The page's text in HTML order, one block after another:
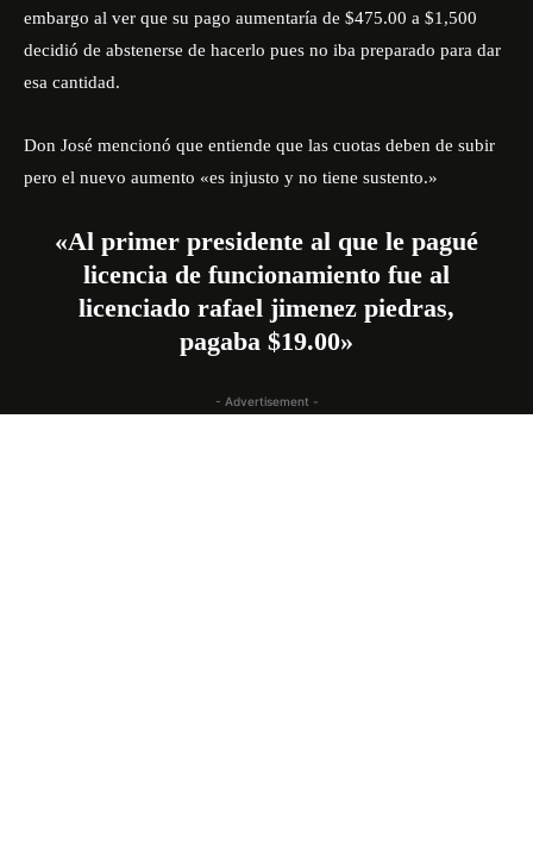
embargo al ver que su pago aumentaría de $475.00 a $1,500
decidió de abstenerse de hacerlo pues no iba preparado para dar
esa cantidad.
Don José mencionó que entiende que las cuotas deben de subir
pero el nuevo aumento «es injusto y no tiene sustento.»
«Al primer presidente al que le pagué
licencia de funcionamiento fue al
licenciado rafael jimenez piedras,
pagaba $19.00»
- Advertisement -